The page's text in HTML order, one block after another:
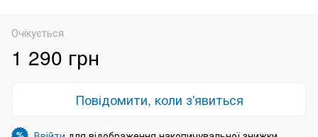
Очікується
1 290 грн
Повідомити, коли з'явиться